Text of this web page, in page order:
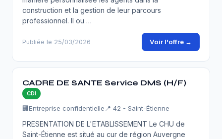
construction et la gestion de leur parcours
professionnel. Il ou …
Publiée le 25/03/2026 Voir l'offre →
CADRE DE SANTE Service DMS (H/F)
CDI
🏢Entreprise confidentielle 📍 42 - Saint-Étienne
PRESENTATION DE L'ETABLISSEMENT Le CHU de
Saint-Étienne est situé au cur de région Auvergne